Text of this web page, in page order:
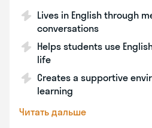
Lives in English through
conversations
Helps students use
life
Creates a supportive
learning
Читать дальше